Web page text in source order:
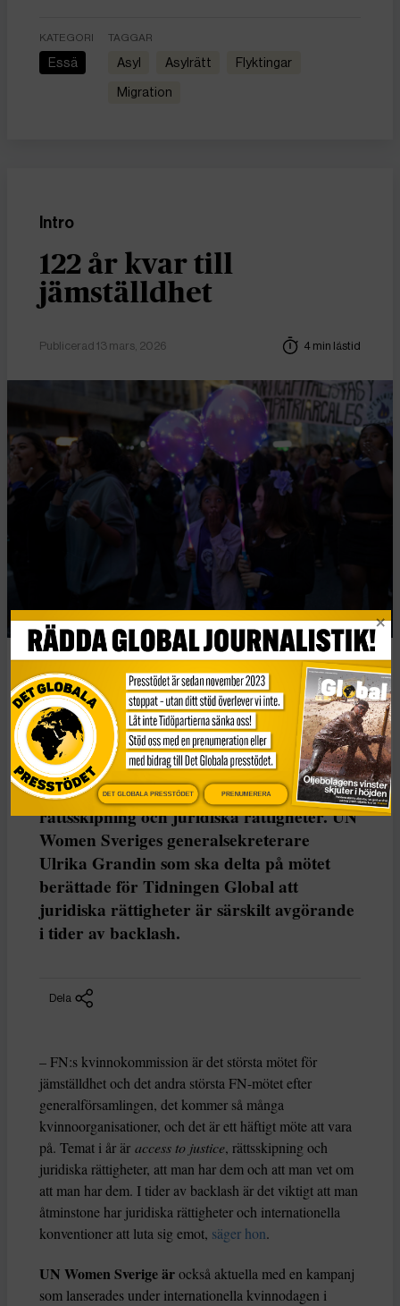
KATEGORI
Essä
TAGGAR
asyl asylrätt flyktingar
migration
Intro
122 år kvar till
jämställdhet
Publicerad 13 mars, 2026 4 min lästid
Folk demonstrerar på 8 mars i Montevideo, Uruguay. Foto: AP
Photo/Matilde Campodonico
I måndags inleddes FN:s
kvinnokommission i New York på temat
rättsskipning och juridiska rättigheter. UN
Women Sveriges generalsekreterare
Ulrika Grandin som ska delta på mötet
berättade för Tidningen Global att
juridiska rättigheter är särskilt avgörande
i tider av backlash.
Dela
– FN:s kvinnokommission är det största mötet för
jämställdhet och det andra största FN-mötet efter
generalförsamlingen, det kommer så många
kvinnoorganisationer, och det är ett häftigt möte att vara
på. Temat i år är access to justice, rättsskipning och
juridiska rättigheter, att man har dem och att man vet om
att man har dem. I tider av backlash är det viktigt att man
åtminstone har juridiska rättigheter och internationella
konventioner att luta sig emot, säger hon.
UN Women Sverige ärockså aktuella med en kampanj
som lanserades under internationella kvinnodagen i
DET GLOBALA PRESSTÖDET PRENUMERERA